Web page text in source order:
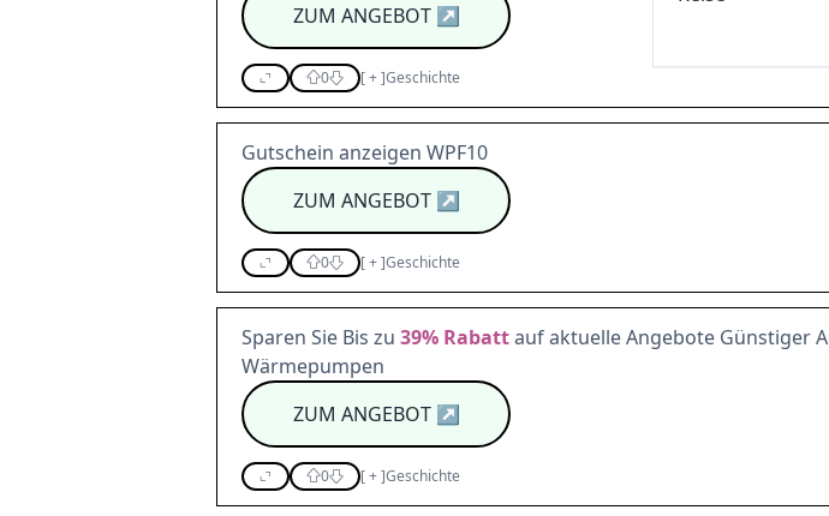
ZUM ANGEBOT↗
0 [+]Geschichte
Gutschein anzeigen WPF10
ZUM ANGEBOT↗
0 [+]Geschichte
Sparen Sie Bis zu 39% Rabattauf aktuelle Angebote Günstiger
Wärmepumpen
ZUM ANGEBOT↗
0 [+]Geschichte